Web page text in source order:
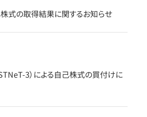
式の取得結果に関するお知らせ
3）による自己株式の買付けに